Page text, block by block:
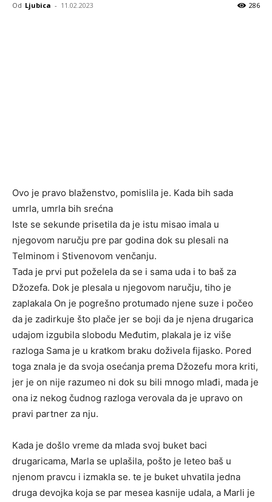
Od Ljubica - 11.02.2023 286
Ovo je pravo blaženstvo, pomislila je. Kada bih sada
umrla, umrla bih srećna
Iste se sekunde prisetila da je istu misao imala u
njegovom naručju pre par godina dok su plesali na
Telminom i Stivenovom venčanju.
Tada je prvi put poželela da se i sama uda i to baš za
Džozefa. Dok je plesala u njegovom naručju, tiho je
zaplakala On je pogrešno protumado njene suze i počeo
da je zadirkuje što plače jer se boji da je njena drugarica
udajom izgubila slobodu Međutim, plakala je iz više
razloga Sama je u kratkom braku doživela fijasko. Pored
toga znala je da svoja osećanja prema Džozefu mora kriti,
jer je on nije razumeo ni dok su bili mnogo mlađi, mada je
ona iz nekog čudnog razloga verovala da je upravo on
pravi partner za nju.
Kada je došlo vreme da mlada svoj buket baci
drugaricama, Marla se uplašila, pošto je leteo baš u
njenom pravcu i izmakla se. te je buket uhvatila jedna
druga devojka koja se par mesea kasnije udala, a Marli je